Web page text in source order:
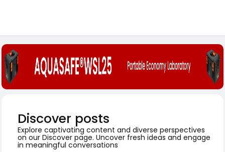
Discover posts
Explore captivating content and diverse perspectives
on our Discover page. Uncover fresh ideas and engage
in meaningful conversations